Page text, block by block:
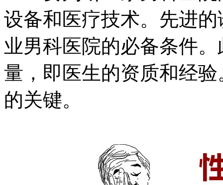
设备和医疗技术。先进
业男科医院的必备条件
量，即医生的资质和经
的关键。